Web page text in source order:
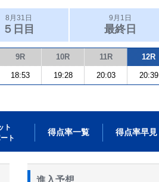
8月31日
５日目
9月1日
最終日
9R 10R 11R 12R
18:53 19:28 20:03 20:39
ト
ト
得点率一覧 得点率早見
進入予想